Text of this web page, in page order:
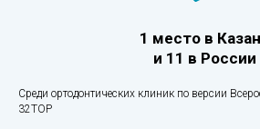
1 место в
и 11 в России
Среди ортодонтических клиник по версии
32TOP